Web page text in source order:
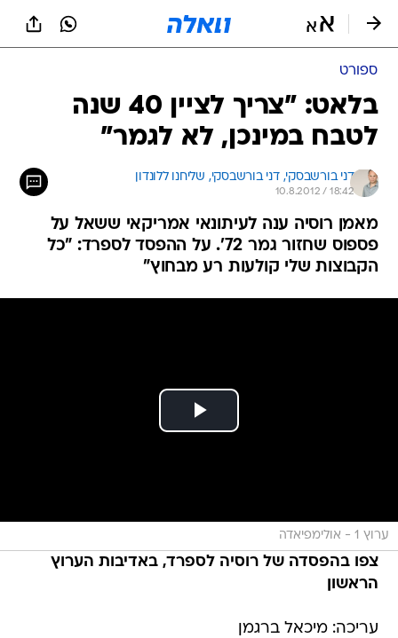
ספורט
בלאט: "צריך לציין 40 שנה
לטבח במינכן, לא לגמר"
דני בורשבסקי, דני בורשבסקי, שליחנו ללונדון
10.8.2012 / 18:42
מאמן רוסיה ענה לעיתונאי אמריקאי ששאל על
פספוס שחזור גמר 72'. על ההפסד לספרד: "כל
הקבוצות שלי קולעות רע מבחוץ"
ערוץ 1 - אולימפיאדה
צפו בהפסדה של רוסיה לספרד, באדיבות הערוץ
הראשון
עריכה: מיכאל ברגמן